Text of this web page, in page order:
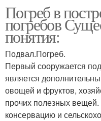
Подвал в
многоквартирном доме
Погреб для хранения
Погреб в
погребов
понятия:
Подвал.Погреб.
Первый сооружается
является
овощей и фруктов,
прочих полезных
консервацию и